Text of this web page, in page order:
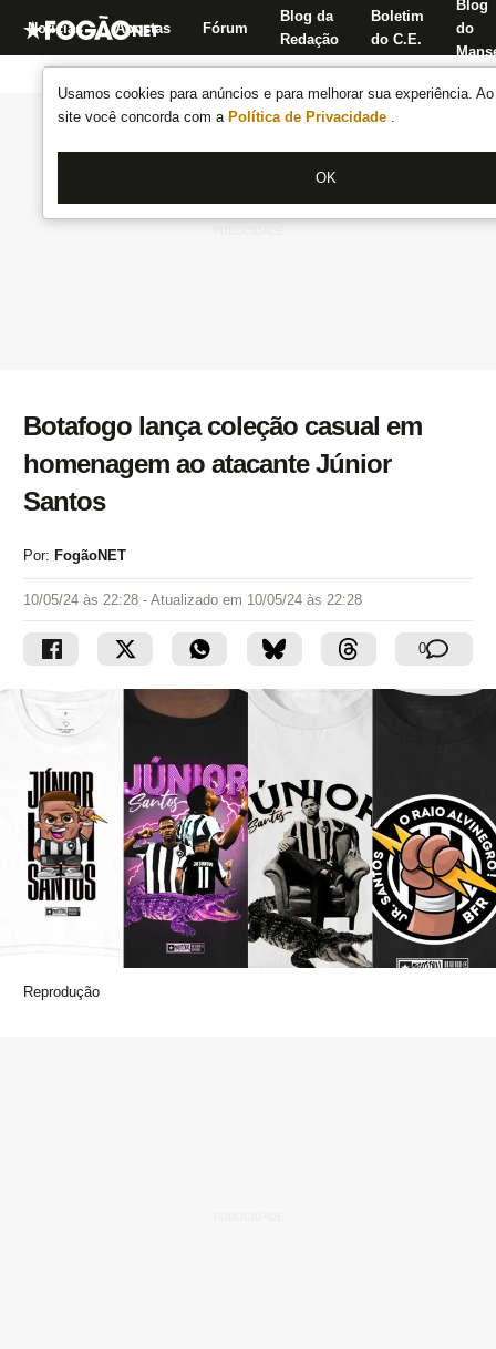
Usamos cookies para anúncios e para melhorar sua experiência.
site você concorda com a Política de Privacidade .
OK
Notícias Apostas Fórum
Blog da
Redação
Boletim
do C.E.
Blog
do
Botafogo lança coleção casual em
homenagem ao atacante Júnior
Santos
Por: FogãoNET
10/05/24 às 22:28 - Atualizado em 10/05/24 às 22:28
0
Reprodução